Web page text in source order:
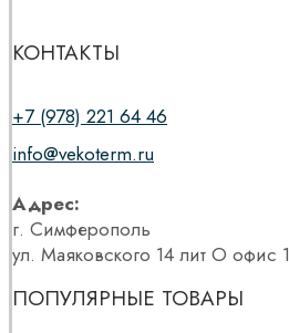
КОНТАКТЫ
+7 (978) 221 64 46
info@vekoterm.ru
Адрес:
г. Симферополь
ул. Маяковского 14 лит О офис 1
ПОПУЛЯРНЫЕ ТОВАРЫ